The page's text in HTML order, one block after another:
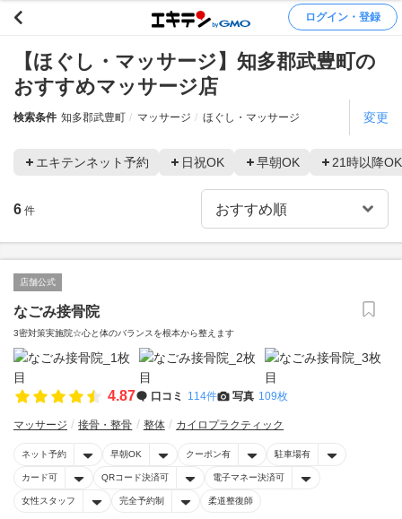
ログイン・登録
【ほぐし・マッサージ】知多郡武豊町の
おすすめマッサージ店
検索条件 知多郡武豊町 マッサージ ほぐし・マッサージ 変更
エキテンネット予約 日祝OK 早朝OK 21時以降OK
6 件
店舗公式
なごみ接骨院
3密対策実施院☆心と体のバランスを根本から整えます
4.87 口コミ 114件 写真 109枚
マッサージ 接骨・整骨 整体 カイロプラクティック
ネット予約 早朝OK クーポン有 駐車場有
カード可 QRコード決済可 電子マネー決済可
女性スタッフ 完全予約制 柔道整復師